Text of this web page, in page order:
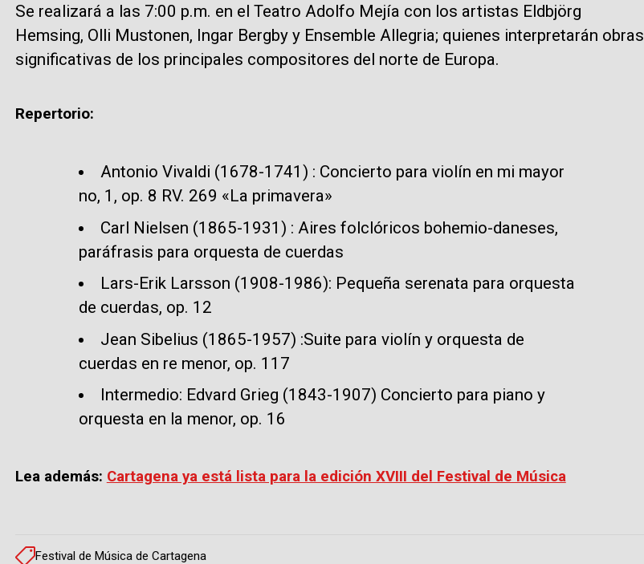
Se realizará a las 7:00 p.m. en el Teatro Adolfo Mejía con los artistas Eldbjörg
Hemsing, Olli Mustonen, Ingar Bergby y Ensemble Allegria; quienes interpretarán obras
significativas de los principales compositores del norte de Europa.
Repertorio:
Antonio Vivaldi (1678-1741) : Concierto para violín en mi mayor
no, 1, op. 8 RV. 269 «La primavera»
Carl Nielsen (1865-1931) : Aires folclóricos bohemio-daneses,
paráfrasis para orquesta de cuerdas
Lars-Erik Larsson (1908-1986): Pequeña serenata para orquesta
de cuerdas, op. 12
Jean Sibelius (1865-1957) :Suite para violín y orquesta de
cuerdas en re menor, op. 117
Intermedio: Edvard Grieg (1843-1907) Concierto para piano y
orquesta en la menor, op. 16
Lea además: Cartagena ya está lista para la edición XVIII del Festival de Música
Festival de Música de Cartagena